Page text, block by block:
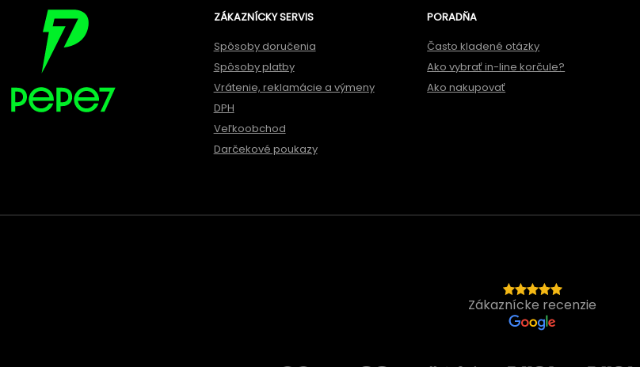
ZÁKAZNÍCKY SERVIS
Spôsoby doručenia
Spôsoby platby
Vrátenie, reklamácie a výmeny
DPH
Veľkoobchod
Darčekové poukazy
PORADŇA
Často kladené otázky
Ako vybrať in-line korčule?
Ako nakupovať
Zákaznícke recenzie